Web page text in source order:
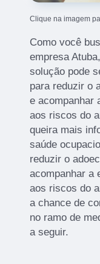
Clique na imagem
Como você
empresa
solução pode
para reduzir o
e acompanhar
aos riscos do
queira mais
saúde
reduzir o
acompanhar a
aos riscos do
a chance de
no ramo de
a seguir.